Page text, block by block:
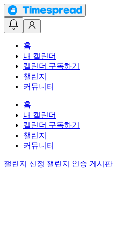
홈
내 캘린더
캘린더 구독하기
챌린지
커뮤니티
홈
내 캘린더
캘린더 구독하기
챌린지
커뮤니티
챌린지 신청 챌린지 인증 게시판